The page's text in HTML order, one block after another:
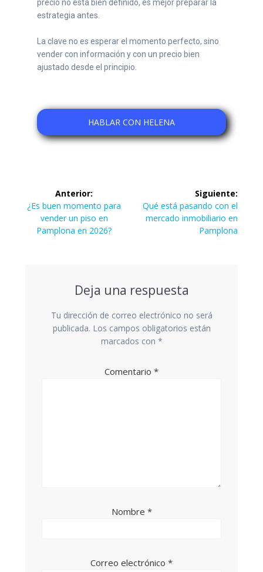
precio no está bien definido, es mejor preparar la
estrategia antes.
La clave no es esperar el momento perfecto, sino
vender con información y con un precio bien
ajustado desde el principio.
HABLAR CON HELENA
Anterior:
¿Es buen momento para
vender un piso en
Pamplona en 2026?
Siguiente:
Qué está pasando con el
mercado inmobiliario en
Pamplona
Deja una respuesta
Tu dirección de correo electrónico no será
publicada. Los campos obligatorios están
marcados con *
Comentario *
Nombre *
Correo electrónico *